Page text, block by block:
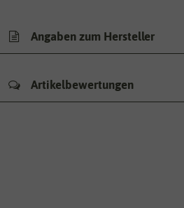
Angaben zum Hersteller
Artikelbewertungen